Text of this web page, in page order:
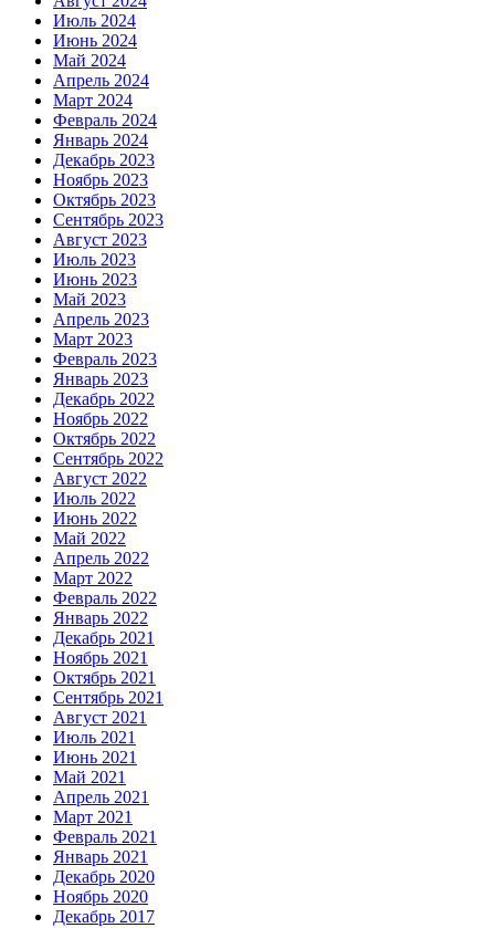
Июль 2024
Июнь 2024
Май 2024
Апрель 2024
Март 2024
Февраль 2024
Январь 2024
Декабрь 2023
Ноябрь 2023
Октябрь 2023
Сентябрь 2023
Август 2023
Июль 2023
Июнь 2023
Май 2023
Апрель 2023
Март 2023
Февраль 2023
Январь 2023
Декабрь 2022
Ноябрь 2022
Октябрь 2022
Сентябрь 2022
Август 2022
Июль 2022
Июнь 2022
Май 2022
Апрель 2022
Март 2022
Февраль 2022
Январь 2022
Декабрь 2021
Ноябрь 2021
Октябрь 2021
Сентябрь 2021
Август 2021
Июль 2021
Июнь 2021
Май 2021
Апрель 2021
Март 2021
Февраль 2021
Январь 2021
Декабрь 2020
Ноябрь 2020
Декабрь 2017